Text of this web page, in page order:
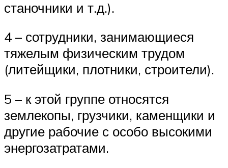
станочники и т.д.).
4 – сотрудники, занимающиеся
тяжелым физическим трудом
(литейщики, плотники, строители).
5 – к этой группе относятся
землекопы, грузчики, каменщики и
другие рабочие с особо высокими
энергозатратами.